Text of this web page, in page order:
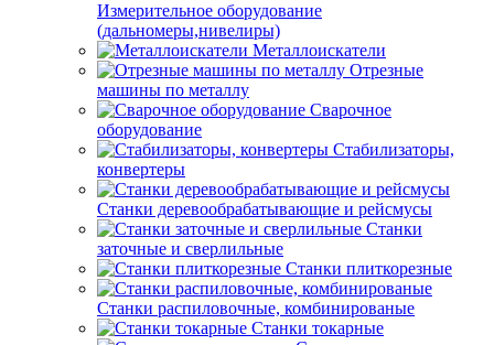
Измерительное оборудование
(дальномеры,нивелиры)
Металлоискатели
Отрезные
машины по металлу
Сварочное
оборудование
Стабилизаторы,
конвертеры
Станки деревообрабатывающие и рейсмусы
Станки
заточные и сверлильные
Станки плиткорезные
Станки распиловочные, комбинированые
Станки токарные